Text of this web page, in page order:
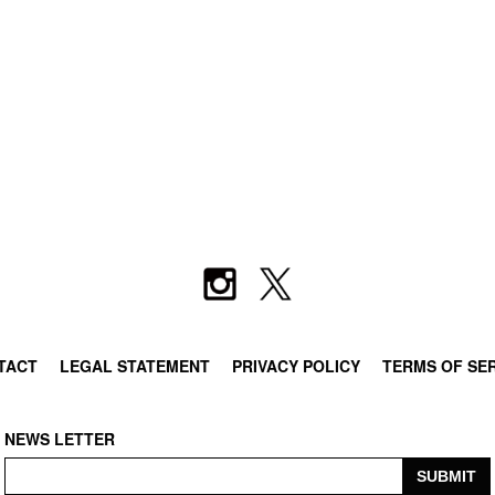
LEGAL STATEMENT PRIVACY POLICY TERMS OF
NEWS LETTER